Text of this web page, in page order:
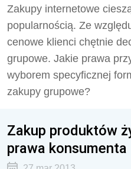
Zakupy internetowe
popularnością. Ze
cenowe klienci chętnie
grupowe. Jakie prawa
wyborem specyficznej
zakupy grupowe?
Zakup produktów
prawa konsumenta